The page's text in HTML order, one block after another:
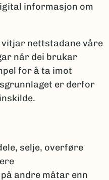
informasjon om
nettstadane våre
når dei brukar
for å ta imot
er derfor
selje, overføre
andre måtar enn